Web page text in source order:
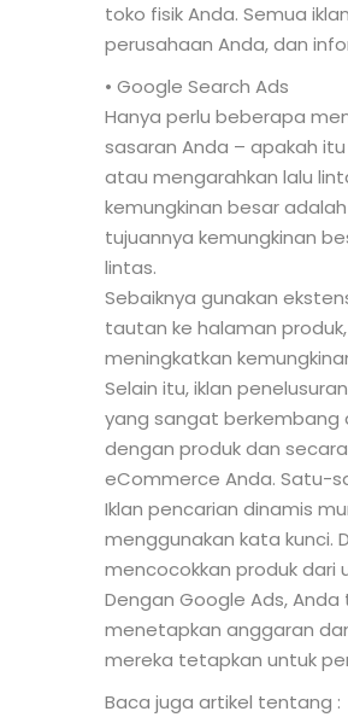
toko fisik Anda. Semua
perusahaan Anda, dan
• Google Search Ads
Hanya perlu beberapa
sasaran Anda – apakah
atau mengarahkan lalu
kemungkinan besar
tujuannya kemungkinan
lintas.
Sebaiknya gunakan
tautan ke halaman
meningkatkan
Selain itu, iklan
yang sangat berkembang
dengan produk dan
eCommerce Anda. Satu-
Iklan pencarian dinamis
menggunakan kata kunci.
mencocokkan produk dari
Dengan Google Ads,
menetapkan anggaran
mereka tetapkan untuk
Baca juga artikel tentang :